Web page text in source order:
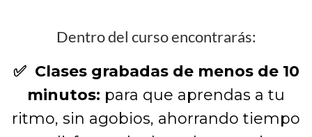
Dentro del curso encontrarás:
✅ Clases grabadas de menos de 10
minutos: para que aprendas a tu
ritmo, sin agobios, ahorrando tiempo